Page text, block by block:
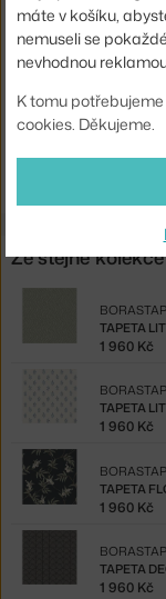
Barva:
Materiál:
Kód produktu
Shopping from the
Ze stejné kolekce
TAPETA
1 960 Kč
TAPETA
1 960 Kč
TAPETA
1 960 Kč
TAPETA
1 960 Kč
máte v košíku,
nemuseli se
nevhodnou
K tomu
cookies. Děkujeme.